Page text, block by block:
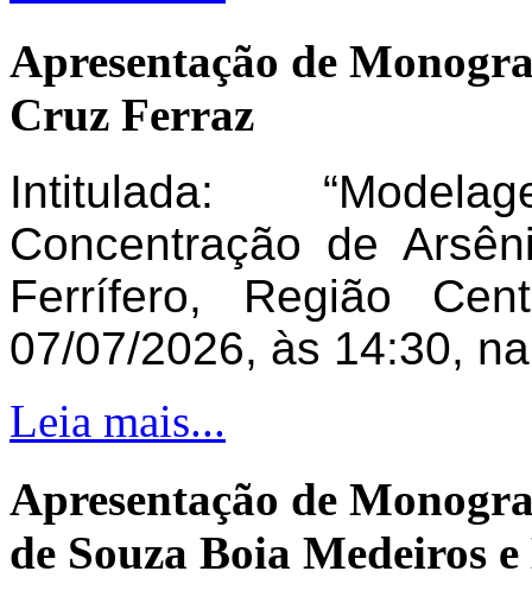
Apresentação de
Cruz Ferraz
Intitulada:
Concentração de
Ferrífero, Região
07/07/2026, às 14:30,
Leia mais...
Apresentação de
de Souza Boia Medeiros